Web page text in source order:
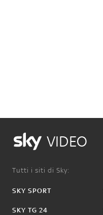
VIDEO
Tutti i siti di Sky:
SKY SPORT
SKY TG 24